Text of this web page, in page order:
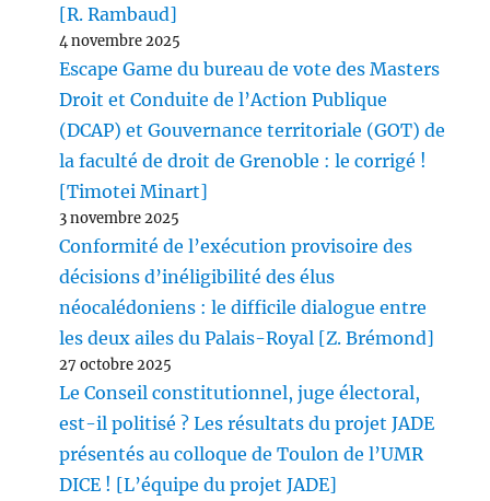
[R. Rambaud]
4 novembre 2025
Escape Game du bureau de vote des Masters
Droit et Conduite de l’Action Publique
(DCAP) et Gouvernance territoriale (GOT) de
la faculté de droit de Grenoble : le corrigé !
[Timotei Minart]
3 novembre 2025
Conformité de l’exécution provisoire des
décisions d’inéligibilité des élus
néocalédoniens : le difficile dialogue entre
les deux ailes du Palais-Royal [Z. Brémond]
27 octobre 2025
Le Conseil constitutionnel, juge électoral,
est-il politisé ? Les résultats du projet JADE
présentés au colloque de Toulon de l’UMR
DICE ! [L’équipe du projet JADE]